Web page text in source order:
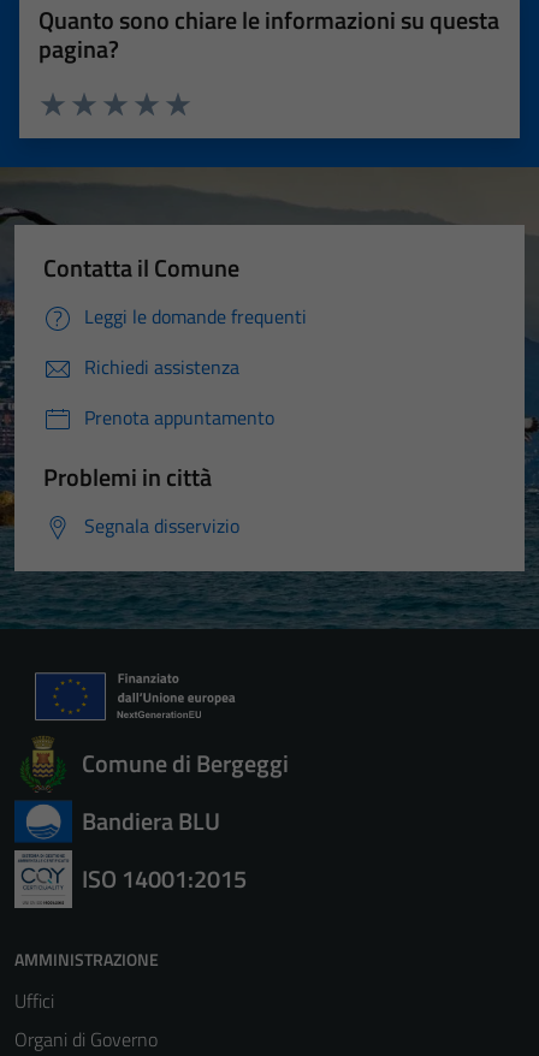
Quanto sono chiare le informazioni su questa
pagina?
Valuta 5 stelle su 5
Valuta 4 stelle su 5
Valuta 3 stelle su 5
Valuta 2 stelle su 5
Valuta 1 stelle su 5
Contatta il Comune
Leggi le domande frequenti
Richiedi assistenza
Prenota appuntamento
Problemi in città
Segnala disservizio
Comune di Bergeggi
Bandiera BLU
ISO 14001:2015
AMMINISTRAZIONE
Uffici
Organi di Governo